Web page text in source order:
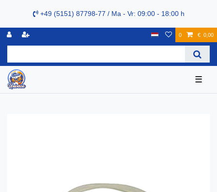
+49 (5151) 87798-77 / Ma - Vr: 09:00 - 18:00 h
0 € 0,00
☰